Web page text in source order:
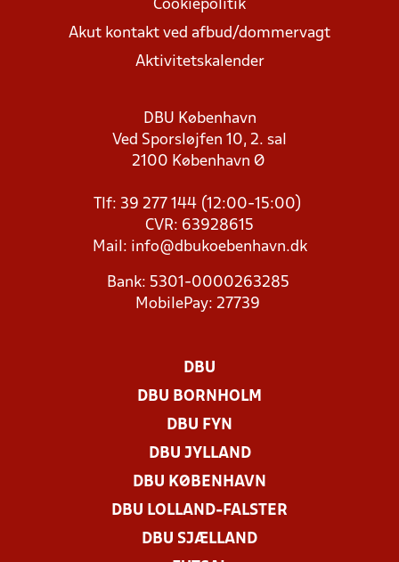
Cookiepolitik
Akut kontakt ved afbud/dommervagt
Aktivitetskalender
DBU København
Ved Sporsløjfen 10, 2. sal
2100 København Ø
Tlf: 39 277 144 (12:00-15:00)
CVR: 63928615
Mail: info@dbukoebenhavn.dk
Bank: 5301-0000263285
MobilePay: 27739
DBU
DBU BORNHOLM
DBU FYN
DBU JYLLAND
DBU KØBENHAVN
DBU LOLLAND-FALSTER
DBU SJÆLLAND